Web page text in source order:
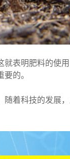
表明肥料的使
的。
着科技的发展，